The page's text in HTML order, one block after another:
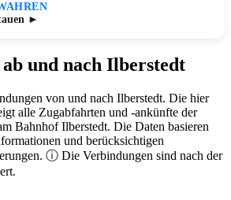
►
und nach Ilberstedt
von und nach Ilberstedt. Die hier
alle Zugabfahrten und -ankünfte der
Bahnhof Ilberstedt. Die Daten basieren
und berücksichtigen
ⓘ Die Verbindungen sind nach der